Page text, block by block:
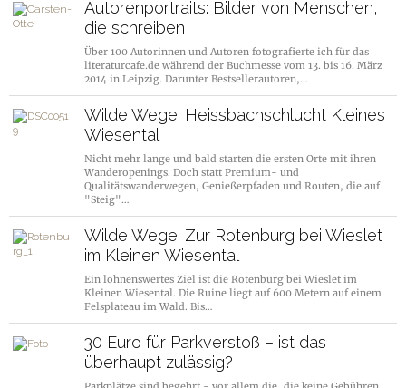
Autorenportraits: Bilder von Menschen,
die schreiben
Über 100 Autorinnen und Autoren fotografierte ich für das
literaturcafe.de während der Buchmesse vom 13. bis 16. März
2014 in Leipzig. Darunter Bestsellerautoren,…
Wilde Wege: Heissbachschlucht Kleines
Wiesental
Nicht mehr lange und bald starten die ersten Orte mit ihren
Wanderopenings. Doch statt Premium- und
Qualitätswanderwegen, Genießerpfaden und Routen, die auf
"Steig"…
Wilde Wege: Zur Rotenburg bei Wieslet
im Kleinen Wiesental
Ein lohnenswertes Ziel ist die Rotenburg bei Wieslet im
Kleinen Wiesental. Die Ruine liegt auf 600 Metern auf einem
Felsplateau im Wald. Bis…
30 Euro für Parkverstoß – ist das
überhaupt zulässig?